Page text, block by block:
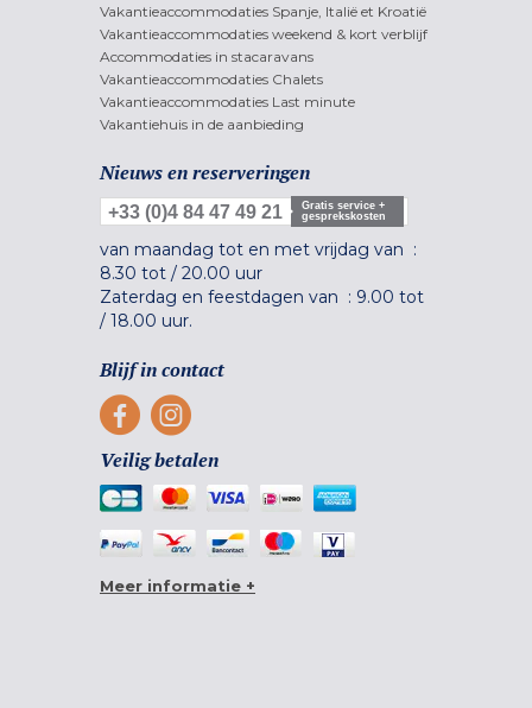
Vakantieaccommodaties Spanje, Italië et Kroatië
Vakantieaccommodaties weekend & kort verblijf
Accommodaties in stacaravans
Vakantieaccommodaties Chalets
Vakantieaccommodaties Last minute
Vakantiehuis in de aanbieding
Nieuws en reserveringen
+33 (0)4 84 47 49 21
Gratis service +
gesprekskosten
van maandag tot en met vrijdag van :
8.30 tot / 20.00 uur
Zaterdag en feestdagen van : 9.00 tot
/ 18.00 uur.
Blijf in contact
Veilig betalen
Meer informatie +